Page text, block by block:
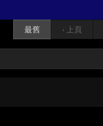
最舊 ‹ 上頁